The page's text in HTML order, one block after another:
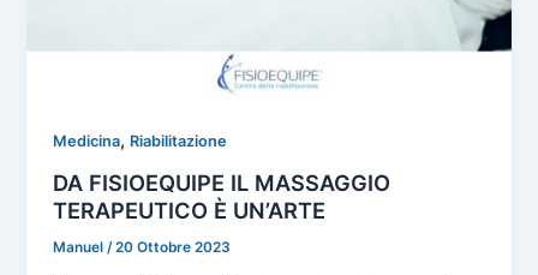
Medicina, Riabilitazione
DA FISIOEQUIPE IL MASSAGGIO
TERAPEUTICO È UN’ARTE
Manuel/20 Ottobre 2023